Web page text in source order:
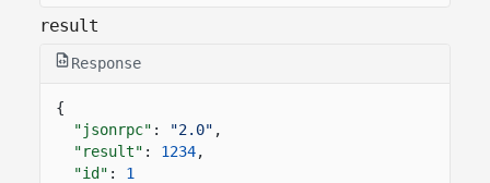
result
Response
{
"jsonrpc" : "2.0" ,
"result" : 1234,
"id" :
1